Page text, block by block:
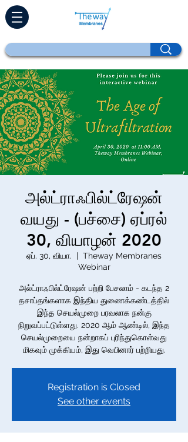
அல்ட்ராஃபில்ட்ரேஷன்
வயது - (பச்சை) ஏப்ரல்
30, வியாழன் 2020
ஏப். 30, வியா.
  |
Theway Membranes
Webinar
அல்ட்ராஃபில்ட்ரேஷன் பற்றி பேசலாம் - கடந்த 2
தசாப்தங்களாக இந்திய துணைக்கண்டத்தில்
இந்த செயல்முறை பரவலாக நன்கு
நிறுவப்பட்டுள்ளது. 2020 ஆம் ஆண்டில், இந்த
செயல்முறையை நன்றாகப் புரிந்துகொள்வது
மிகவும் முக்கியம், இது வெபினார் பற்றியது.
Registration is Closed
See other events